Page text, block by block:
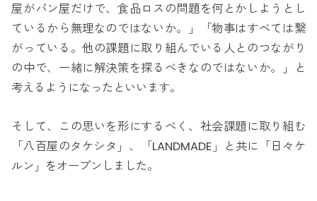
屋がパン屋だけで、食品ロスの問題を何とかしようとし
ているから無理なのではないか。」「物事はすべては繋
がっている。他の課題に取り組んでいる人とのつながり
の中で、一緒に解決策を探るべきなのではないか。」と
考えるようになったといいます。
そして、この思いを形にするべく、社会課題に取り組む
「八百屋のタケシタ」、「LANDMADE」と共に「日々ケ
ルン」をオープンしました。